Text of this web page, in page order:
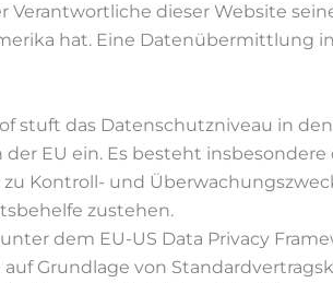
Verantwortliche dieser Website
hat. Eine Datenübermittlung
stuft das Datenschutzniveau in
EU ein. Es besteht insbesondere
Kontroll- und
zustehen.
dem EU-US Data Privacy
Grundlage von